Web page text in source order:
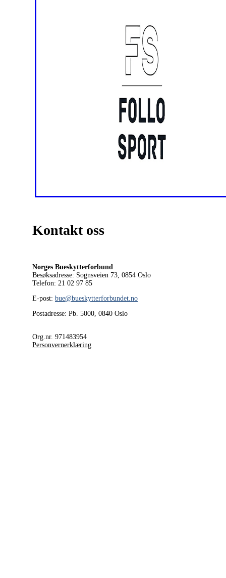
Kontakt oss
Norges Bueskytterforbund
Besøksadresse: Sognsveien 73, 0854 Oslo
Telefon: 21 02 97 85
E-post: bue@bueskytterforbundet.no
Postadresse: Pb. 5000, 0840 Oslo
Org.nr. 971483954
Personvernerklæring